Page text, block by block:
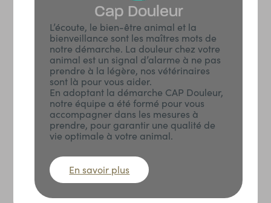
Cap Douleur
L’écoute, le bien-être animal et la
bienveillance sont les maîtres mots de
notre démarche. La douleur chez votre
animal est un signal d’alarme à ne pas
prendre à la légère, nos vétérinaires
sont là pour vous aider.
En adoptant la démarche CAP Douleur,
notre équipe a été formé pour vous
accompagner dans les mesures à
prendre, pour garantir une qualité de
vie optimale à votre animal.
En savoir plus